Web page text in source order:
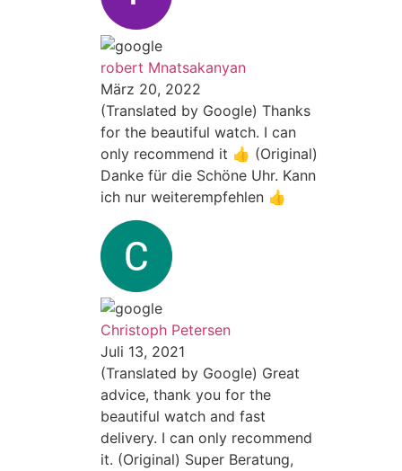
robert Mnatsakanyan
März 20, 2022
(Translated by Google) Thanks
for the beautiful watch. I can
only recommend it 👍 (Original)
Danke für die Schöne Uhr. Kann
ich nur weiterempfehlen 👍
Christoph Petersen
Juli 13, 2021
(Translated by Google) Great
advice, thank you for the
beautiful watch and fast
delivery. I can only recommend
it. (Original) Super Beratung,